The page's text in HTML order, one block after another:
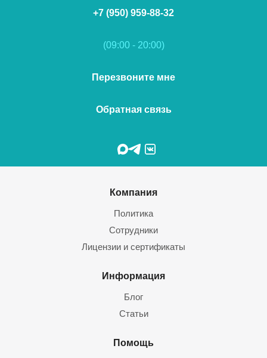
+7 (950) 959-88-32
(09:00 - 20:00)
Перезвоните мне
Обратная связь
Компания
Политика
Сотрудники
Лицензии и сертификаты
Информация
Блог
Статьи
Помощь